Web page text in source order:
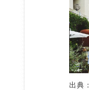
出典：